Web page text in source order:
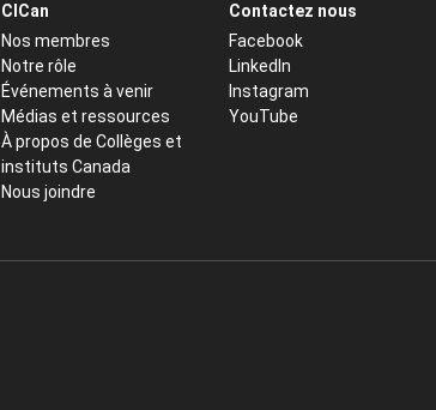
CICan
Nos membres
Notre rôle
Événements à venir
Médias et ressources
À propos de Collèges et
instituts Canada
Nous joindre
Contactez nous
Facebook
LinkedIn
Instagram
YouTube